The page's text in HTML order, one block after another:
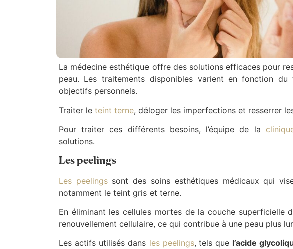
La médecine esthétique offre des solutions efficaces pour
peau. Les traitements disponibles varient en fonction
objectifs personnels.
Traiter le teint terne, déloger les imperfections et resserrer
Pour traiter ces différents besoins, l’équipe de la
solutions.
Les peelings
Les peelingssont des soins esthétiques médicaux qui
notamment le teint gris et terne.
En éliminant les cellules mortes de la couche superficielle
renouvellement cellulaire, ce qui contribue à une peau plus
Les actifs utilisés dans les peelings, tels que l’acide